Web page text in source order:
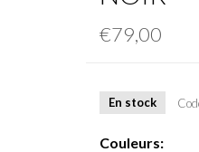
€79,00
En stock
Couleurs: